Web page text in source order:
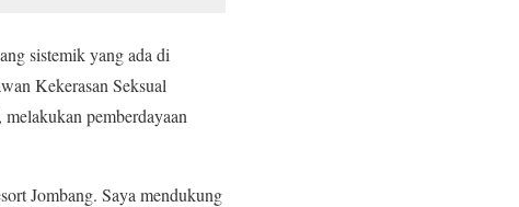
sistemik yang ada di
Kekerasan Seksual
pemberdayaan
Jombang. Saya mendukung